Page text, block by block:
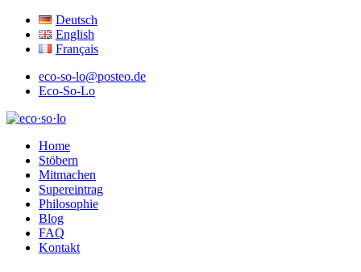
Deutsch
English
Français
eco-so-lo@posteo.de
Eco-So-Lo
eco·so·lo
Home
Stöbern
Mitmachen
Supereintrag
Philosophie
Blog
FAQ
Kontakt